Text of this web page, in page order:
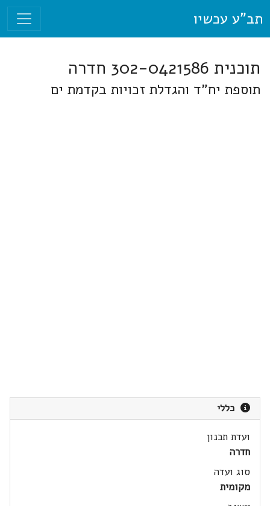
תב"ע עכשיו
תוכנית 302-0421586 חדרה
תוספת יח"ד והגדלת זכויות בקדמת ים
כללי
ועדת תכנון
חדרה
סוג ועדה
מקומית